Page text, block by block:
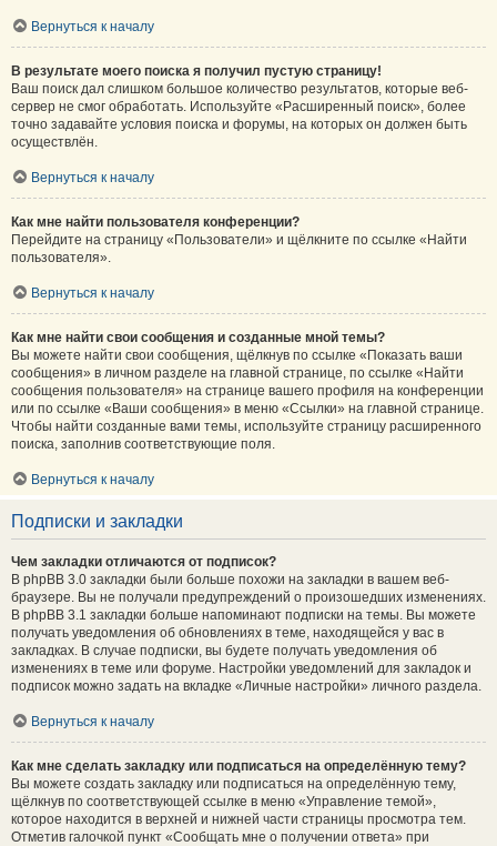
Вернуться к началу
В результате моего поиска я получил пустую страницу!
Ваш поиск дал слишком большое количество результатов, которые веб-
сервер не смог обработать. Используйте «Расширенный поиск», более
точно задавайте условия поиска и форумы, на которых он должен быть
осуществлён.
Вернуться к началу
Как мне найти пользователя конференции?
Перейдите на страницу «Пользователи» и щёлкните по ссылке «Найти
пользователя».
Вернуться к началу
Как мне найти свои сообщения и созданные мной темы?
Вы можете найти свои сообщения, щёлкнув по ссылке «Показать ваши
сообщения» в личном разделе на главной странице, по ссылке «Найти
сообщения пользователя» на странице вашего профиля на конференции
или по ссылке «Ваши сообщения» в меню «Ссылки» на главной странице.
Чтобы найти созданные вами темы, используйте страницу расширенного
поиска, заполнив соответствующие поля.
Вернуться к началу
Подписки и закладки
Чем закладки отличаются от подписок?
В phpBB 3.0 закладки были больше похожи на закладки в вашем веб-
браузере. Вы не получали предупреждений о произошедших изменениях.
В phpBB 3.1 закладки больше напоминают подписки на темы. Вы можете
получать уведомления об обновлениях в теме, находящейся у вас в
закладках. В случае подписки, вы будете получать уведомления об
изменениях в теме или форуме. Настройки уведомлений для закладок и
подписок можно задать на вкладке «Личные настройки» личного раздела.
Вернуться к началу
Как мне сделать закладку или подписаться на определённую тему?
Вы можете создать закладку или подписаться на определённую тему,
щёлкнув по соответствующей ссылке в меню «Управление темой»,
которое находится в верхней и нижней части страницы просмотра тем.
Отметив галочкой пункт «Сообщать мне о получении ответа» при